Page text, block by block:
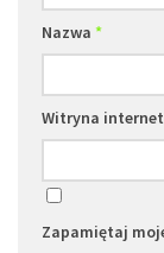
Nazwa *
Witryna
Zapamiętaj